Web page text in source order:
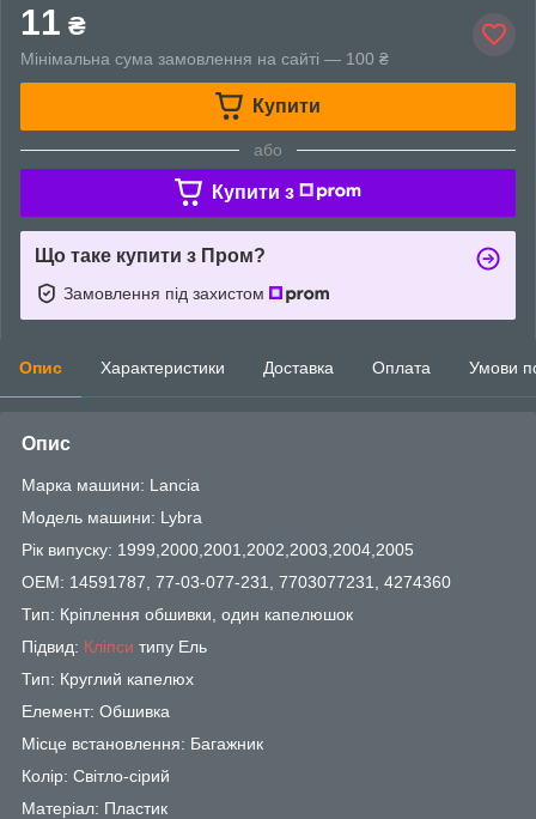
11 ₴
Мінімальна сума замовлення на сайті — 100 ₴
Купити
або
Купити з
Що таке купити з Пром?
Замовлення під захистом
Опис Характеристики Доставка Оплата Умови
Опис
Марка машини: Lancia
Модель машини: Lybra
Рік випуску: 1999,2000,2001,2002,2003,2004,2005
OEM: 14591787, 77-03-077-231, 7703077231, 4274360
Тип: Кріплення обшивки, один капелюшок
Підвид: Кліпси типу Ель
Тип: Круглий капелюх
Елемент: Обшивка
Місце встановлення: Багажник
Колір: Світло-сірий
Матеріал: Пластик